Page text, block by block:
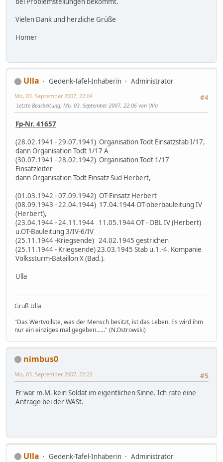
Vielen Dank und herzliche Grüße
Homer
Ulla Gedenk-Tafel-Inhaberin
Administrator
#4
Mo, 03. September 2007, 22:04
Letzte Bearbeitung: Mo, 03. September 2007, 22:06 von Ulla
Fp-Nr. 41657
(28.02.1941 - 29.07.1941) Organisation Todt Einsatzstab I/17,
dann Organisation Todt 1/17 A
(30.07.1941 - 28.02.1942) Organisation Todt 1/17
Einsatzleiter
dann Organisation Todt Einsatz Süd Herbert,
(01.03.1942 - 07.09.1942) OT-Einsatz Herbert
(08.09.1943 - 22.04.1944) 17.04.1944 OT-oberbauleitung IV
(Herbert),
(23.04.1944 - 24.11.1944 11.05.1944 OT - OBL IV (Herbert)
u.OT-Bauleitung 3/IV-6/IV
(25.11.1944 -Kriegsende) 24.02.1945 gestrichen
(25.11.1944 - Kriegsende) 23.03.1945 Stab u.1.-4. Kompanie
Volkssturm-Bataillon X (Bad.).
Ulla
Gruß Ulla
"Das Wertvollste, was der Mensch besitzt, ist das Leben. Es wird ihm
nur ein einziges mal gegeben......" (N.Ostrowski)
nimbus0
#5
Mo, 03. September 2007, 22:22
Er war m.M. kein Soldat im eigentlichen Sinne. Ich rate eine
Anfrage bei der WASt.
Ulla Gedenk-Tafel-Inhaberin
Administrator